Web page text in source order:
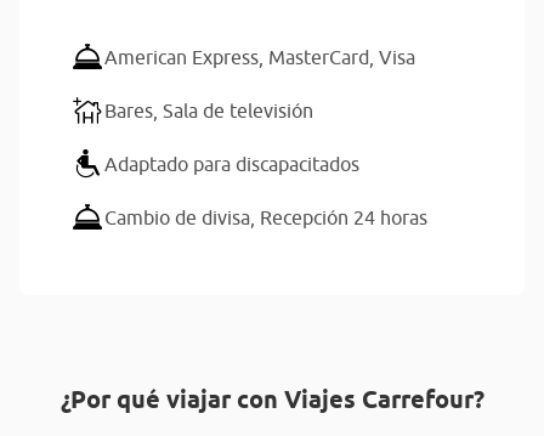
American Express, MasterCard, Visa
Bares, Sala de televisión
Adaptado para discapacitados
Cambio de divisa, Recepción 24 horas
¿Por qué viajar con Viajes Carrefour?